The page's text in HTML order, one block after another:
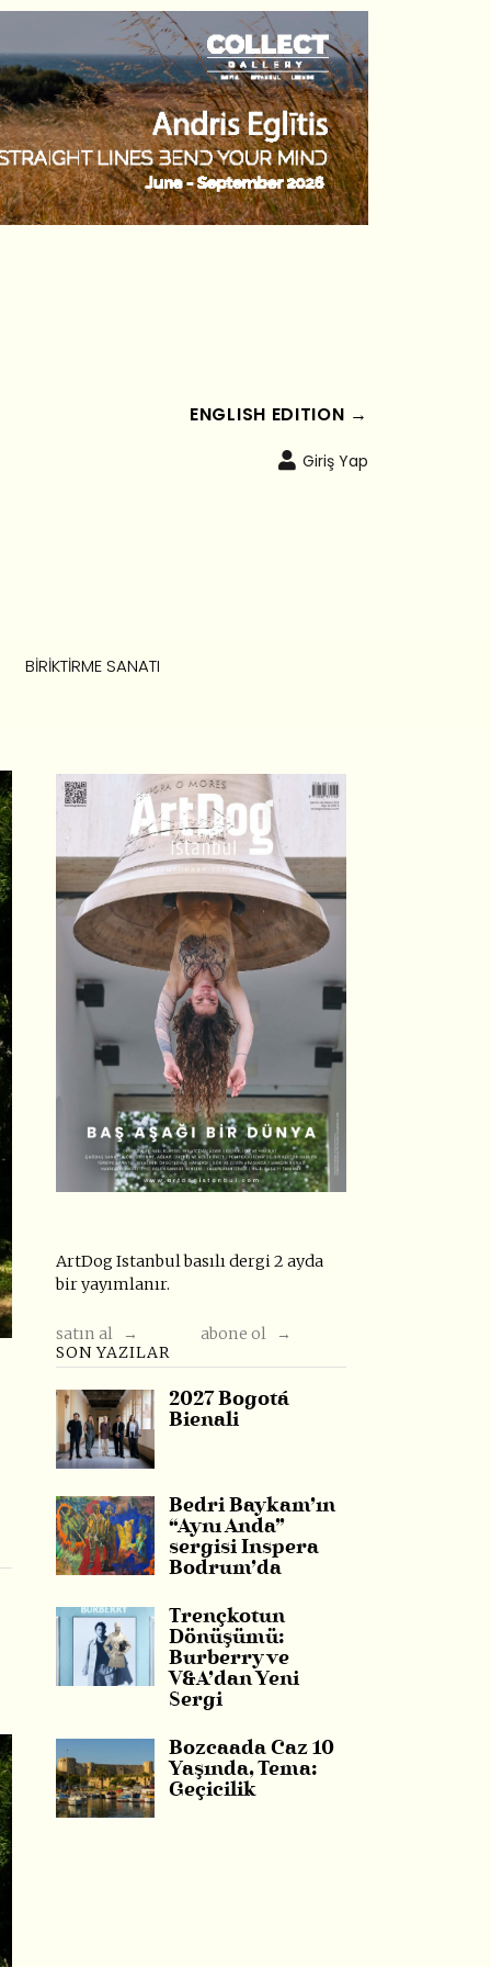
ENGLISH EDITION →
Giriş Yap
BIRIKTIRME SANATI
ArtDog Istanbul basılı dergi 2 ayda
bir yayımlanır.
satın al →
abone ol →
SON YAZILAR
2027 Bogotá
Bienali
Bedri Baykam’ın
“Aynı Anda”
sergisi Inspera
Bodrum’da
Trençkotun
Dönüşümü:
Burberry ve
V&A’dan Yeni
Sergi
Bozcaada Caz 10
Yaşında, Tema:
Geçicilik